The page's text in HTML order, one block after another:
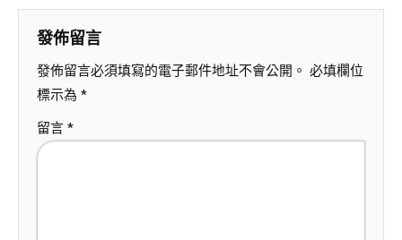
發佈留言
發佈留言必須填寫的電子郵件地址不會公開。 必填欄位
標示為 *
留言 *